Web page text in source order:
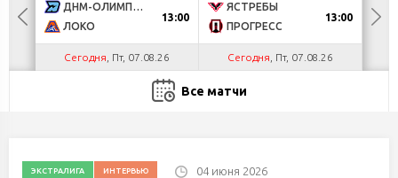
ДНМ-ОЛИМПИК
ЛОКО
13:00
Сегодня , Пт, 07.08.26
ЯСТРЕБЫ
ПРОГРЕСС
13:00
Сегодня , Пт, 07.08.26
Все матчи
ЭКСТРАЛИГА ИНТЕРВЬЮ 04 июня 2026